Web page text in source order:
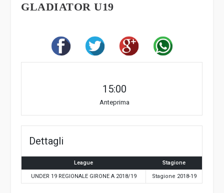
GLADIATOR U19
15:00
Anteprima
Dettagli
League Stagione
UNDER 19 REGIONALE GIRONE A 2018/19 Stagione 2018-19